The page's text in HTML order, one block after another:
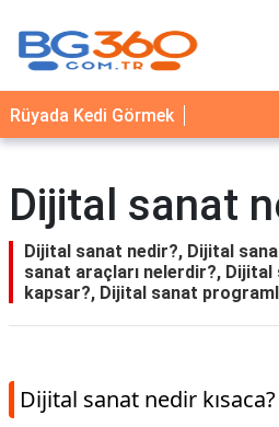
YEMEK
TARİFLERİ
NEDİR
FAYDALARI
SAĞLIK
İLETİŞİM
Rüyada Kedi Görmek
Dijital sanat
Dijital sanat nedir?, Dijital
sanat araçları nelerdir?, Dijital
kapsar?, Dijital sanat
Dijital sanat nedir kısaca?